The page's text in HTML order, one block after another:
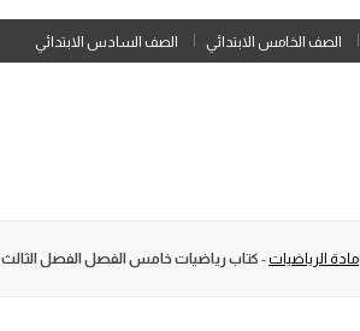
Skip
to
الصف الخامس الابتدائي الصف السادس الابتدائي
مادة الرياضيات- كتاب رياضيات خامس الفصل الفصل الثالث 1446